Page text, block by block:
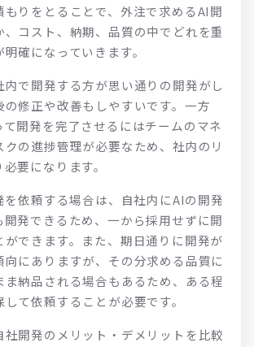
もりをとることで、外注で求めるAI開
、コスト、納期、品質の中でどれを重
確になっていきます。
で開発する方が思い通りの開発がし
の修正や改善もしやすいです。一方
開発を完了させるにはチームのマネ
の進捗管理が必要なため、社内のリ
要になります。
を依頼する場合は、自社内にAIの開発
発できるため、一から採用せずに開
ができます。また、期日通りに開発が
向にありますが、その分求める品質に
ま納品される場合もあるため、ある程
て依頼することが必要です。
社開発のメリット・デメリットを比較